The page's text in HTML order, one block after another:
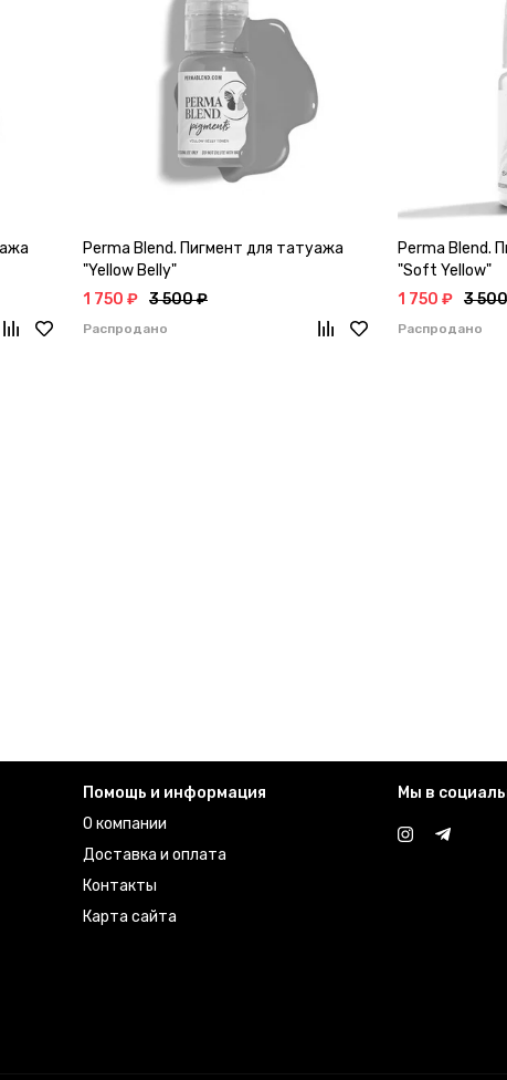
Perma Blend. Пигмент для татуажа
"Yellow Belly"
1 750 ₽ 3 500 ₽
Распродано
Perma Blend.
"Soft Yellow"
1 750 ₽ 3
Распродано
Помощь и информация
О компании
Доставка и оплата
Контакты
Карта сайта
Мы в